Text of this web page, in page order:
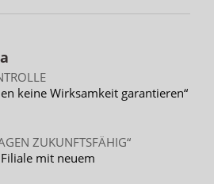
keine Wirksamkeit garantieren“
ZUKUNFTSFÄHIG“
mit neuem